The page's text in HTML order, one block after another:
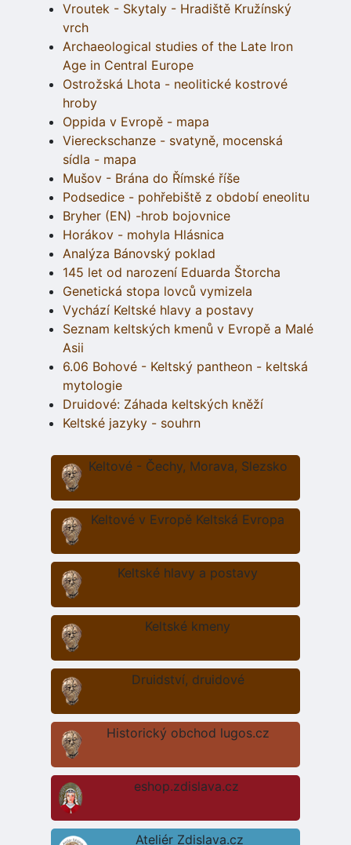
Vroutek - Skytaly - Hradiště Kružínský
vrch
Archaeological studies of the Late Iron
Age in Central Europe
Ostrožská Lhota - neolitické kostrové
hroby
Oppida v Evropě - mapa
Viereckschanze - svatyně, mocenská
sídla - mapa
Mušov - Brána do Římské říše
Podsedice - pohřebiště z období eneolitu
Bryher (EN) -hrob bojovnice
Horákov - mohyla Hlásnica
Analýza Bánovský poklad
145 let od narození Eduarda Štorcha
Genetická stopa lovců vymizela
Vychází Keltské hlavy a postavy
Seznam keltských kmenů v Evropě a Malé
Asii
6.06 Bohové - Keltský pantheon - keltská
mytologie
Druidové: Záhada keltských kněží
Keltské jazyky - souhrn
Keltové - Čechy, Morava, Slezsko
Keltové v Evropě Keltská Evropa
Keltské hlavy a postavy
Keltské kmeny
Druidství, druidové
Historický obchod lugos.cz
eshop.zdislava.cz
Ateliér Zdislava.cz